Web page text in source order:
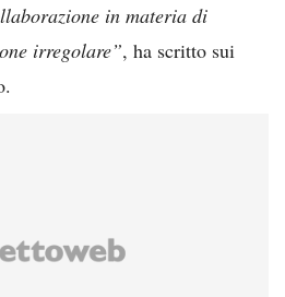
in materia di
irregolare”, ha scritto sui